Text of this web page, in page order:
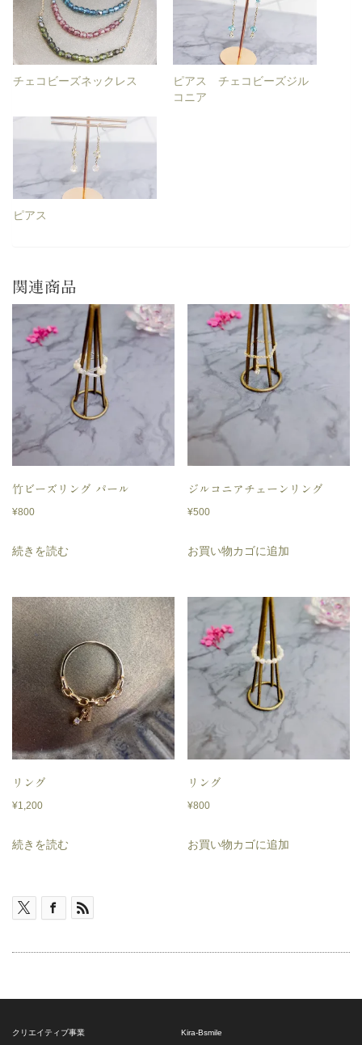
チェコビーズネックレス
ピアス チェコビーズジル
コニア
ピアス
関連商品
竹ビーズリング パール
¥800
続きを読む
ジルコニアチェーンリング
¥500
お買い物カゴに追加
リング
¥1,200
続きを読む
リング
¥800
お買い物カゴに追加
クリエイティブ事業 Kira-Bsmile